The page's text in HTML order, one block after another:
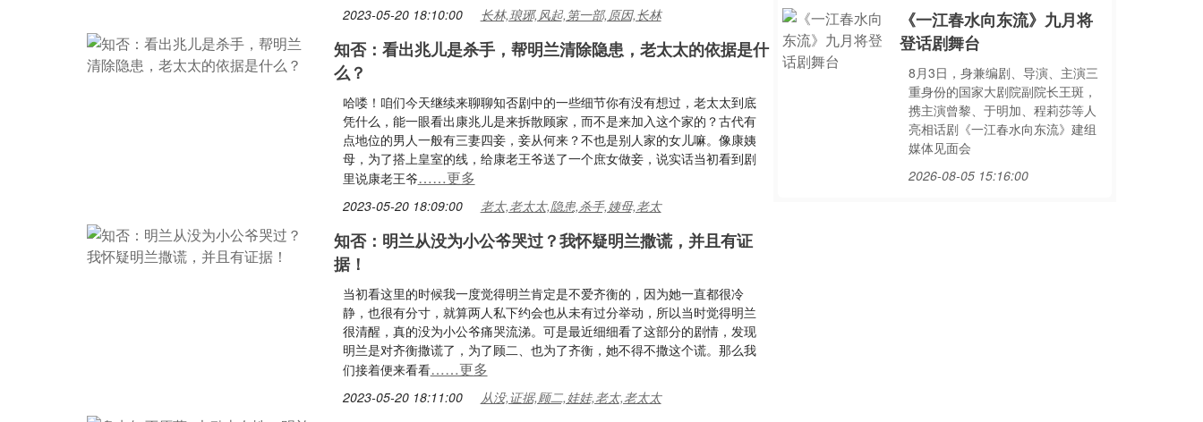
2023-05-20 18:10:00 长林,琅琊,风起,第一部,原因,长林
知否：看出兆儿是杀手，帮明兰清除隐患，老太太的依据是什
么？
哈喽！咱们今天继续来聊聊知否剧中的一些细节你有没有想过，老太太到底
凭什么，能一眼看出康兆儿是来拆散顾家，而不是来加入这个家的？古代有
点地位的男人一般有三妻四妾，妾从何来？不也是别人家的女儿嘛。像康姨
母，为了搭上皇室的线，给康老王爷送了一个庶女做妾，说实话当初看到剧
里说康老王爷……更多
2023-05-20 18:09:00 老太,老太太,隐患,杀手,姨母,老太
知否：明兰从没为小公爷哭过？我怀疑明兰撒谎，并且有证
据！
当初看这里的时候我一度觉得明兰肯定是不爱齐衡的，因为她一直都很冷
静，也很有分寸，就算两人私下约会也从未有过分举动，所以当时觉得明兰
很清醒，真的没为小公爷痛哭流涕。可是最近细细看了这部分的剧情，发现
明兰是对齐衡撒谎了，为了顾二、也为了齐衡，她不得不撒这个谎。那么我
们接着便来看看……更多
2023-05-20 18:11:00 从没,证据,顾二,娃娃,老太,老太太
《一江春水向东流》九月将
登话剧舞台
8月3日，身兼编剧、导演、主演三
重身份的国家大剧院副院长王斑，
携主演曾黎、于明加、程莉莎等人
亮相话剧《一江春水向东流》建组
媒体见面会
2026-08-05 15:16:00